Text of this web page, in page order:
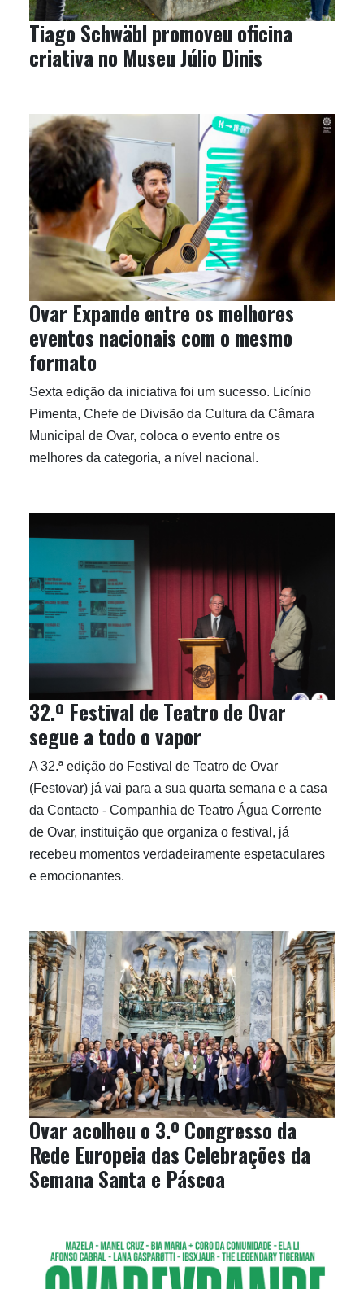
Tiago Schwäbl promoveu oficina
criativa no Museu Júlio Dinis
Ovar Expande entre os melhores
eventos nacionais com o mesmo
formato
Sexta edição da iniciativa foi um sucesso. Licínio
Pimenta, Chefe de Divisão da Cultura da Câmara
Municipal de Ovar, coloca o evento entre os
melhores da categoria, a nível nacional.
32.º Festival de Teatro de Ovar
segue a todo o vapor
A 32.ª edição do Festival de Teatro de Ovar
(Festovar) já vai para a sua quarta semana e a casa
da Contacto - Companhia de Teatro Água Corrente
de Ovar, instituição que organiza o festival, já
recebeu momentos verdadeiramente espetaculares
e emocionantes.
Ovar acolheu o 3.º Congresso da
Rede Europeia das Celebrações da
Semana Santa e Páscoa